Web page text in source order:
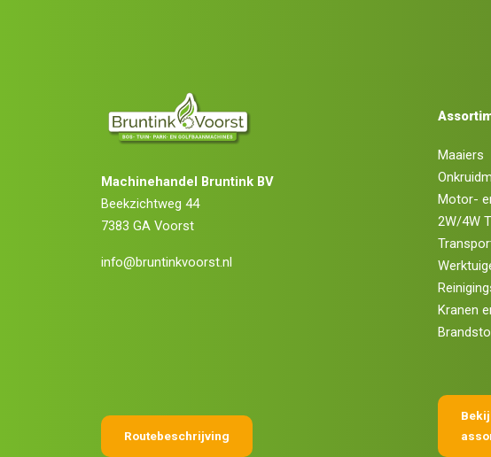
Machinehandel Bruntink BV
Beekzichtweg 44
7383 GA Voorst
info@bruntinkvoorst.nl
Routebeschrijving
Maaiers
Motor-
2W/4W
Kranen